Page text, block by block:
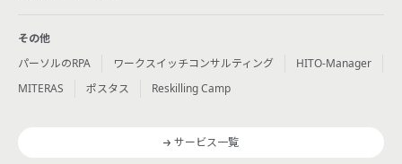
その他
パーソルのRPA
ワークスイッチコンサルティング
HITO-Manager
MITERAS
ポスタス Reskilling Camp
サービス一覧